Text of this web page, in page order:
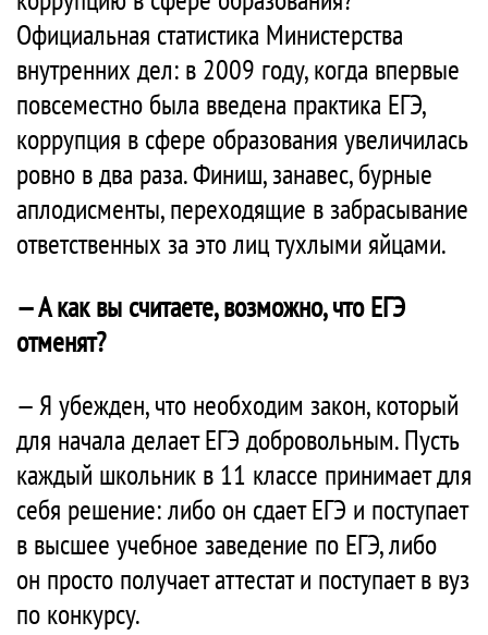
Официальная статистика Министерства
внутренних дел: в 2009 году, когда впервые
повсеместно была введена практика ЕГЭ,
коррупция в сфере образования увеличилась
ровно в два раза. Финиш, занавес, бурные
аплодисменты, переходящие в забрасывание
ответственных за это лиц тухлыми яйцами.
— А как вы считаете,возможно, что ЕГЭ
отменят?
— Я убежден, что необходим закон, который
для начала делает ЕГЭ добровольным. Пусть
каждый школьник в 11 классе принимает для
себя решение: либо он сдает ЕГЭ и поступает
в высшее учебное заведение по ЕГЭ, либо
он просто получает аттестат и поступает в вуз
по конкурсу.